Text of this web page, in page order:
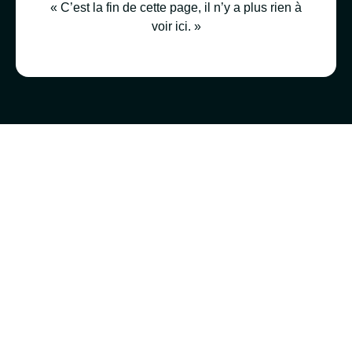
« C’est la fin de cette page, il n’y a plus rien à
voir ici. »